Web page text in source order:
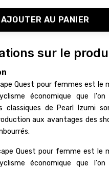
AJOUTER AU PANIER
sur le
Quest pour femmes est le
économique que l'on
classiques de Pearl Izumi
aux avantages des
Quest pour femme est le
économique que l'on